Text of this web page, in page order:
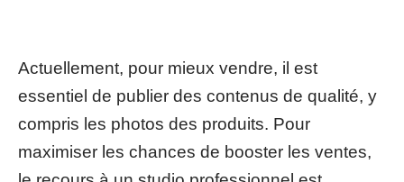
Actuellement, pour mieux vendre, il est
essentiel de publier des contenus de qualité, y
compris les photos des produits. Pour
maximiser les chances de booster les ventes,